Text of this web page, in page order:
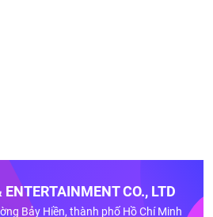
CO., LTD
Bảy Hiền, thành phố Hồ Chí Minh